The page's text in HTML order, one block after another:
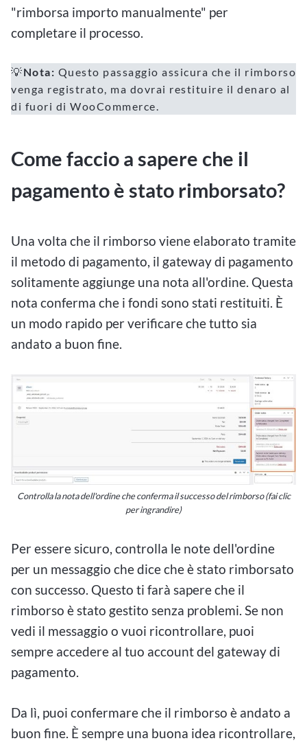
"rimborsa importo manualmente" per
completare il processo.
💡Nota: Questo passaggio assicura che il rimborso
venga registrato, ma dovrai restituire il denaro al
di fuori di WooCommerce.
Come faccio a sapere che il
pagamento è stato rimborsato?
Una volta che il rimborso viene elaborato tramite
il metodo di pagamento, il gateway di pagamento
solitamente aggiunge una nota all'ordine. Questa
nota conferma che i fondi sono stati restituiti. È
un modo rapido per verificare che tutto sia
andato a buon fine.
Controlla la nota dell'ordine che conferma il successo del rimborso (fai clic
per ingrandire)
Per essere sicuro, controlla le note dell'ordine
per un messaggio che dice che è stato rimborsato
con successo. Questo ti farà sapere che il
rimborso è stato gestito senza problemi. Se non
vedi il messaggio o vuoi ricontrollare, puoi
sempre accedere al tuo account del gateway di
pagamento.
Da lì, puoi confermare che il rimborso è andato a
buon fine. È sempre una buona idea ricontrollare,